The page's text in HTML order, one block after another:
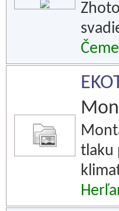
tlaku